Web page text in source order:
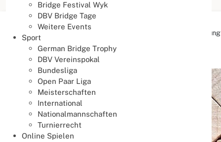
Bridge Festival Wyk
DBV Bridge Tage
Weitere Events
Sport
German Bridge Trophy
DBV Vereinspokal
Bundesliga
Open Paar Liga
Meisterschaften
International
Nationalmannschaften
Turnierrecht
Online Spielen
Aktuelle Seite: Startseite Unterstützung
Unterstützung